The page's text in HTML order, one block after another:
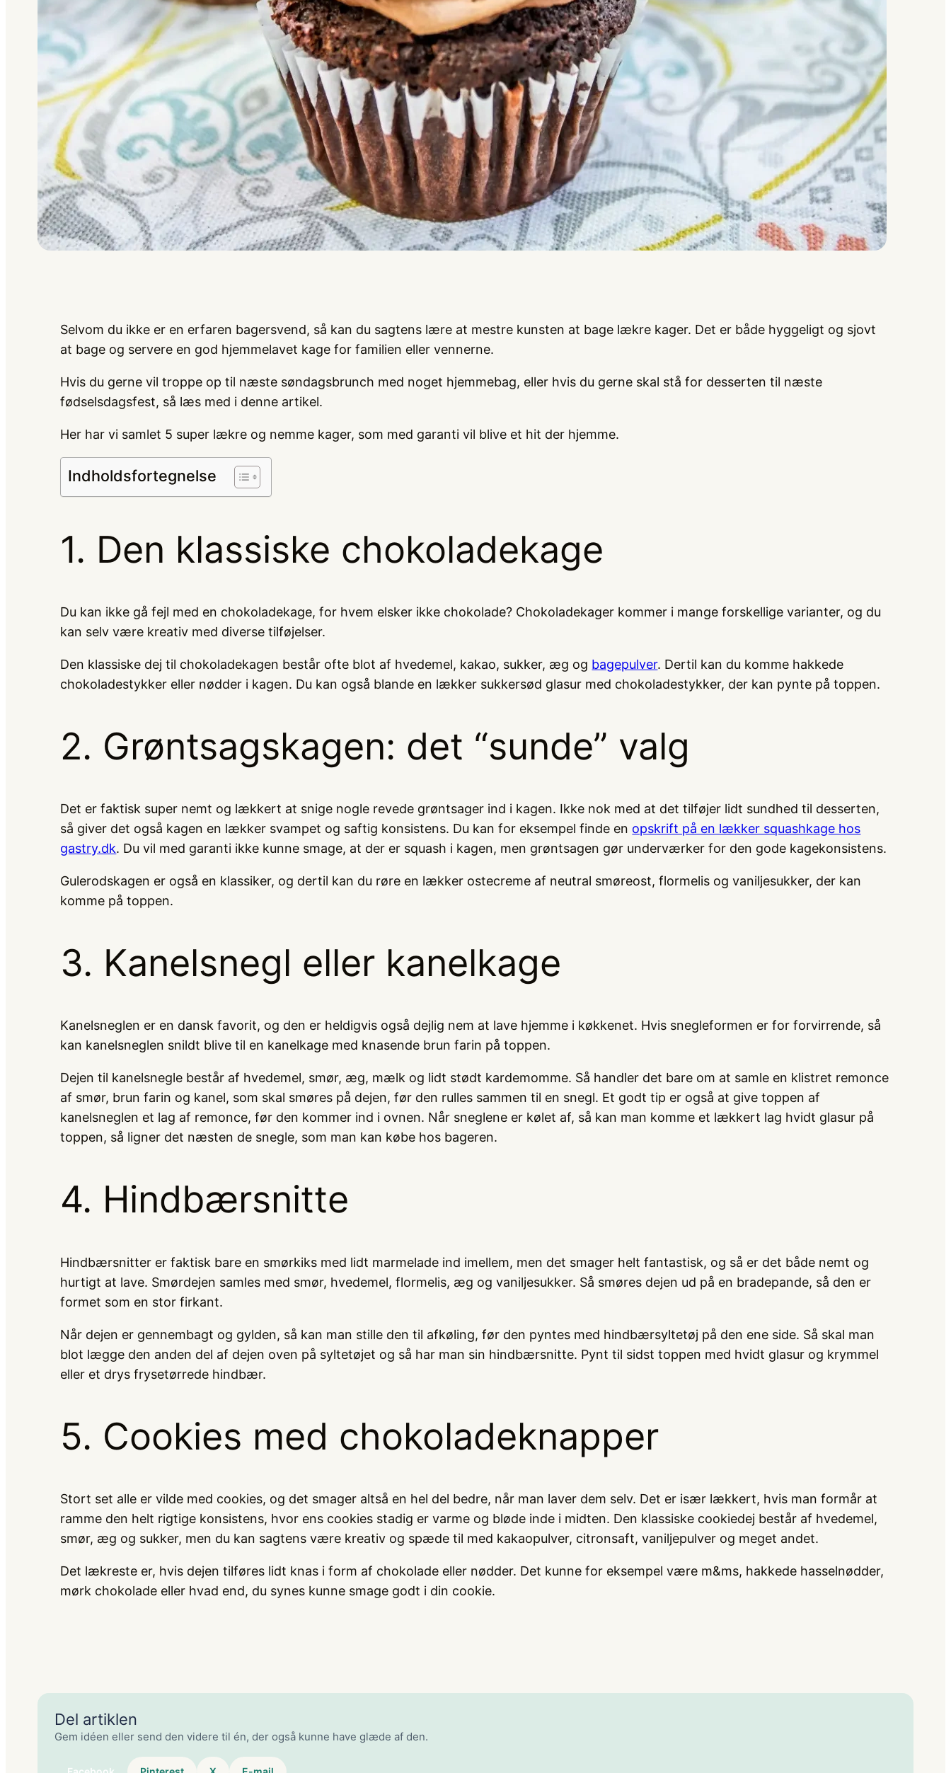
Selvom du ikke er en erfaren bagersvend, så kan du sagtens lære at mestre kunsten at bage lækre kager. Det er både hyggeligt og sjovt
at bage og servere en god hjemmelavet kage for familien eller vennerne.
Hvis du gerne vil troppe op til næste søndagsbrunch med noget hjemmebag, eller hvis du gerne skal stå for desserten til næste
fødselsdagsfest, så læs med i denne artikel.
Her har vi samlet 5 super lækre og nemme kager, som med garanti vil blive et hit der hjemme.
Indholdsfortegnelse
1. Den klassiske chokoladekage
Du kan ikke gå fejl med en chokoladekage, for hvem elsker ikke chokolade? Chokoladekager kommer i mange forskellige varianter, og du
kan selv være kreativ med diverse tilføjelser.
Den klassiske dej til chokoladekagen består ofte blot af hvedemel, kakao, sukker, æg og bagepulver. Dertil kan du komme hakkede
chokoladestykker eller nødder i kagen. Du kan også blande en lækker sukkersød glasur med chokoladestykker, der kan pynte på toppen.
2. Grøntsagskagen: det “sunde” valg
Det er faktisk super nemt og lækkert at snige nogle revede grøntsager ind i kagen. Ikke nok med at det tilføjer lidt sundhed til desserten,
så giver det også kagen en lækker svampet og saftig konsistens. Du kan for eksempel finde en opskrift på en lækker squashkage hos
gastry.dk. Du vil med garanti ikke kunne smage, at der er squash i kagen, men grøntsagen gør underværker for den gode kagekonsistens.
Gulerodskagen er også en klassiker, og dertil kan du røre en lækker ostecreme af neutral smøreost, flormelis og vaniljesukker, der kan
komme på toppen.
3. Kanelsnegl eller kanelkage
Kanelsneglen er en dansk favorit, og den er heldigvis også dejlig nem at lave hjemme i køkkenet. Hvis snegleformen er for forvirrende, så
kan kanelsneglen snildt blive til en kanelkage med knasende brun farin på toppen.
Dejen til kanelsnegle består af hvedemel, smør, æg, mælk og lidt stødt kardemomme. Så handler det bare om at samle en klistret remonce
af smør, brun farin og kanel, som skal smøres på dejen, før den rulles sammen til en snegl. Et godt tip er også at give toppen af
kanelsneglen et lag af remonce, før den kommer ind i ovnen. Når sneglene er kølet af, så kan man komme et lækkert lag hvidt glasur på
toppen, så ligner det næsten de snegle, som man kan købe hos bageren.
4. Hindbærsnitte
Hindbærsnitter er faktisk bare en smørkiks med lidt marmelade ind imellem, men det smager helt fantastisk, og så er det både nemt og
hurtigt at lave. Smørdejen samles med smør, hvedemel, flormelis, æg og vaniljesukker. Så smøres dejen ud på en bradepande, så den er
formet som en stor firkant.
Når dejen er gennembagt og gylden, så kan man stille den til afkøling, før den pyntes med hindbærsyltetøj på den ene side. Så skal man
blot lægge den anden del af dejen oven på syltetøjet og så har man sin hindbærsnitte. Pynt til sidst toppen med hvidt glasur og krymmel
eller et drys frysetørrede hindbær.
5. Cookies med chokoladeknapper
Stort set alle er vilde med cookies, og det smager altså en hel del bedre, når man laver dem selv. Det er især lækkert, hvis man formår at
ramme den helt rigtige konsistens, hvor ens cookies stadig er varme og bløde inde i midten. Den klassiske cookiedej består af hvedemel,
smør, æg og sukker, men du kan sagtens være kreativ og spæde til med kakaopulver, citronsaft, vaniljepulver og meget andet.
Det lækreste er, hvis dejen tilføres lidt knas i form af chokolade eller nødder. Det kunne for eksempel være m&ms, hakkede hasselnødder,
mørk chokolade eller hvad end, du synes kunne smage godt i din cookie.
Del artiklen
Gem idéen eller send den videre til én, der også kunne have glæde af den.